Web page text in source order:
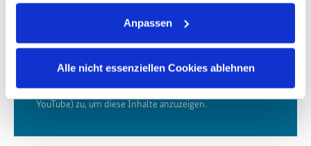
Datenschutzerklärung|Impressum
Anpassen
Alle nicht essenziellen Cookies ablehnen
Wir nutzen YouTube, um Videos einzubetten. Dieser
Stimmen Sie der Nutzung von Marketing-Cookies (speziell
YouTube) zu, um diese Inhalte anzuzeigen.